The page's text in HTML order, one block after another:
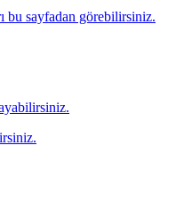
bu sayfadan görebilirsiniz.